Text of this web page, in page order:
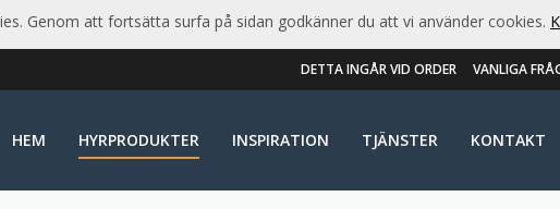
DETTA INGÅR VID ORDER VANLIGA
HEM HYRPRODUKTER INSPIRATION TJÄNSTER KONTAKT
Genom att fortsätta surfa på sidan godkänner du att vi använder cookies.